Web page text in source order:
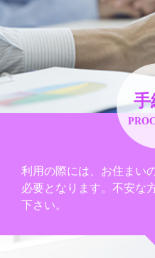
手
利用の際には、お住まい
必要となります。不安な
下さい。